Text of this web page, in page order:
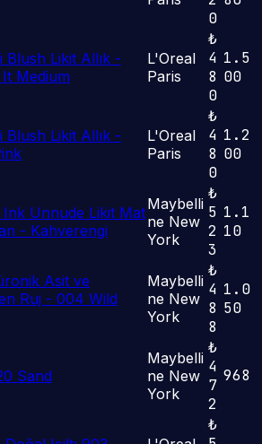
0
Blush Likit Allık -
Medium
L'Oreal
Paris
₺
4
8
0
1.5
00
Blush Likit Allık -
L'Oreal
Paris
₺
4
8
0
1.2
00
Unnude Likit Mat
- Kahverengi
Maybelli
ne New
York
₺
5
2
3
1.1
10
Asit ve
Ruj - 004 Wild
Maybelli
ne New
York
₺
4
8
8
1.0
50
Sand
Maybelli
ne New
York
₺
4
7
2
968
₺